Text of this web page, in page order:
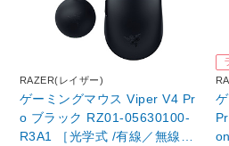
RAZER(レイザー)
ゲーミングマウス Viper V4 Pr
o ブラック RZ01-05630100-
R3A1 ［光学式 /有線／無線